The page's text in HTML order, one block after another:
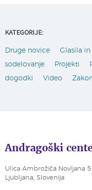
KATEGORIJE:
Druge novice Glasila in
sodelovanje
Projekti
dogodki
Video
Andragoški
Ulica Ambrožiča Novljana 5
Ljubljana, Slovenija